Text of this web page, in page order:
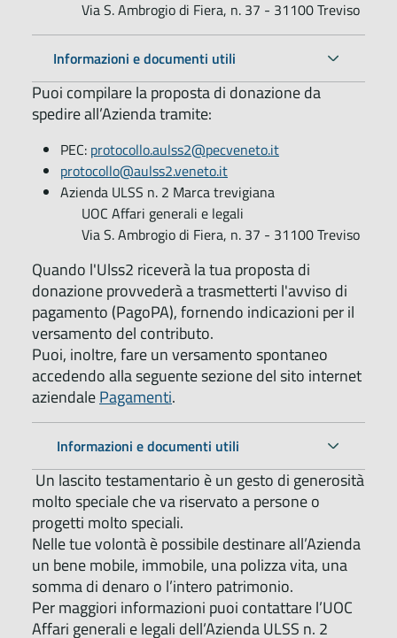
Via S. Ambrogio di Fiera, n. 37 - 31100 Treviso
Informazioni e documenti utili
Puoi compilare la proposta di donazione da
spedire all’Azienda tramite:
PEC: protocollo.aulss2@pecveneto.it
protocollo@aulss2.veneto.it
Azienda ULSS n. 2 Marca trevigiana
UOC Affari generali e legali
Via S. Ambrogio di Fiera, n. 37 - 31100 Treviso
Quando l'Ulss2 riceverà la tua proposta di
donazione provvederà a trasmetterti l'avviso di
pagamento (PagoPA), fornendo indicazioni per il
versamento del contributo.
Puoi, inoltre, fare un versamento spontaneo
accedendo alla seguente sezione del sito internet
aziendalePagamenti.
Informazioni e documenti utili
Un lascito testamentario è un gesto di generosità
molto speciale che va riservato a persone o
progetti molto speciali.
Nelle tue volontà è possibile destinare all’Azienda
un bene mobile, immobile, una polizza vita, una
somma di denaro o l’intero patrimonio.
Per maggiori informazioni puoi contattare l’UOC
Affari generali e legali dell’Azienda ULSS n. 2